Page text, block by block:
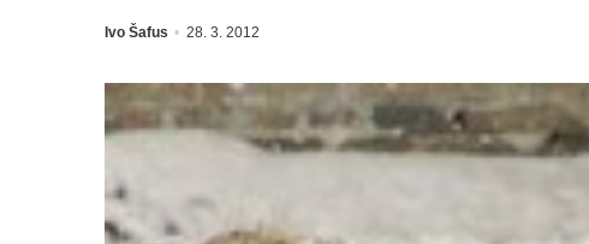
Ivo Šafus 28. 3. 2012